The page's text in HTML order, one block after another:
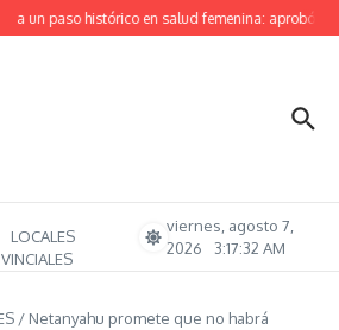
un paso histórico en salud femenina: aprobó
LOCALES
viernes, agosto 7,
2026
3:17:32 AM
/ Netanyahu promete que no habrá